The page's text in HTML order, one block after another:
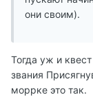
они своим).
Тогда уж и
звания
моррке это так.